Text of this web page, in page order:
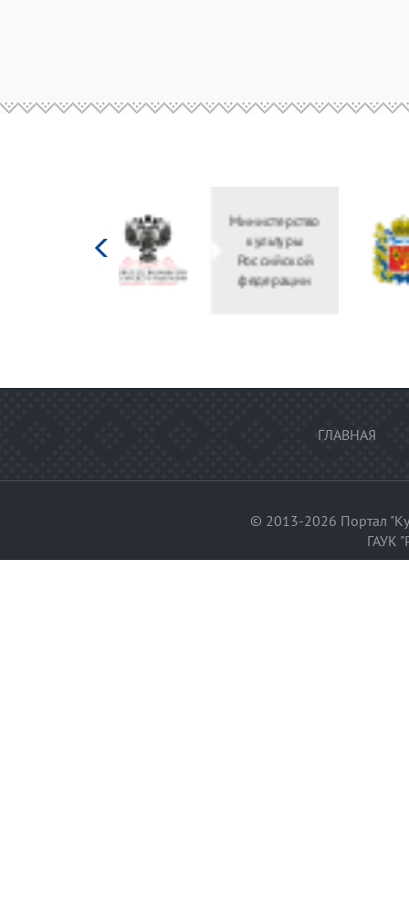
Министерство
культуры
Российской
федерации
ГЛАВНАЯ
© 2013-2026 Портал
ГАУК